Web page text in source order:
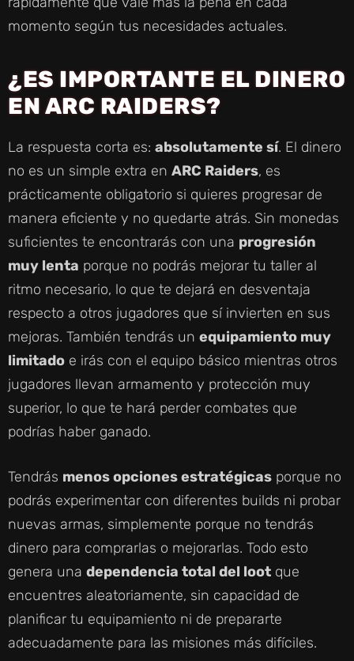
momento según tus necesidades actuales.
¿ES IMPORTANTE EL DINERO
EN ARC RAIDERS?
La respuesta corta es: absolutamente sí. El dinero
no es un simple extra en ARC Raiders, es
prácticamente obligatorio si quieres progresar de
manera eficiente y no quedarte atrás. Sin monedas
suficientes te encontrarás con una progresión
muy lenta porque no podrás mejorar tu taller al
ritmo necesario, lo que te dejará en desventaja
respecto a otros jugadores que sí invierten en sus
mejoras. También tendrás un equipamiento muy
limitado e irás con el equipo básico mientras otros
jugadores llevan armamento y protección muy
superior, lo que te hará perder combates que
podrías haber ganado.
Tendrás menos opciones estratégicas porque no
podrás experimentar con diferentes builds ni probar
nuevas armas, simplemente porque no tendrás
dinero para comprarlas o mejorarlas. Todo esto
genera una dependencia total del loot que
encuentres aleatoriamente, sin capacidad de
planificar tu equipamiento ni de prepararte
adecuadamente para las misiones más difíciles.